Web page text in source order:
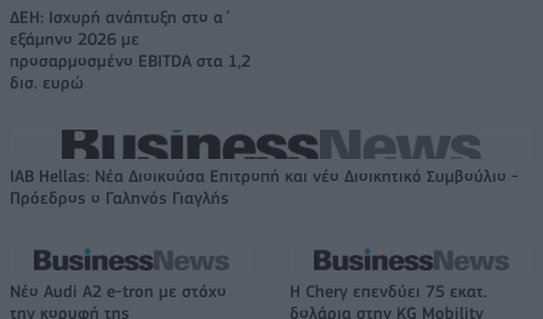
ΔΕΗ: Ισχυρή ανάπτυξη στο α΄
εξάμηνο 2026 με
προσαρμοσμένο EBITDA στα 1,2
δισ. ευρώ
IAB Hellas: Νέα Διοικούσα Επιτροπή και νέο Διοικητικό Συμβούλιο -
Πρόεδρος ο Γαληνός Γιαγλής
Νέο Audi A2 e-tron με στόχο
την κορυφή της
Η Chery επενδύει 75 εκατ.
δολάρια στην KG Mobility